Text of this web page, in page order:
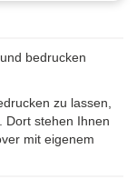
bedrucken
zu lassen,
Dort stehen Ihnen
mit eigenem